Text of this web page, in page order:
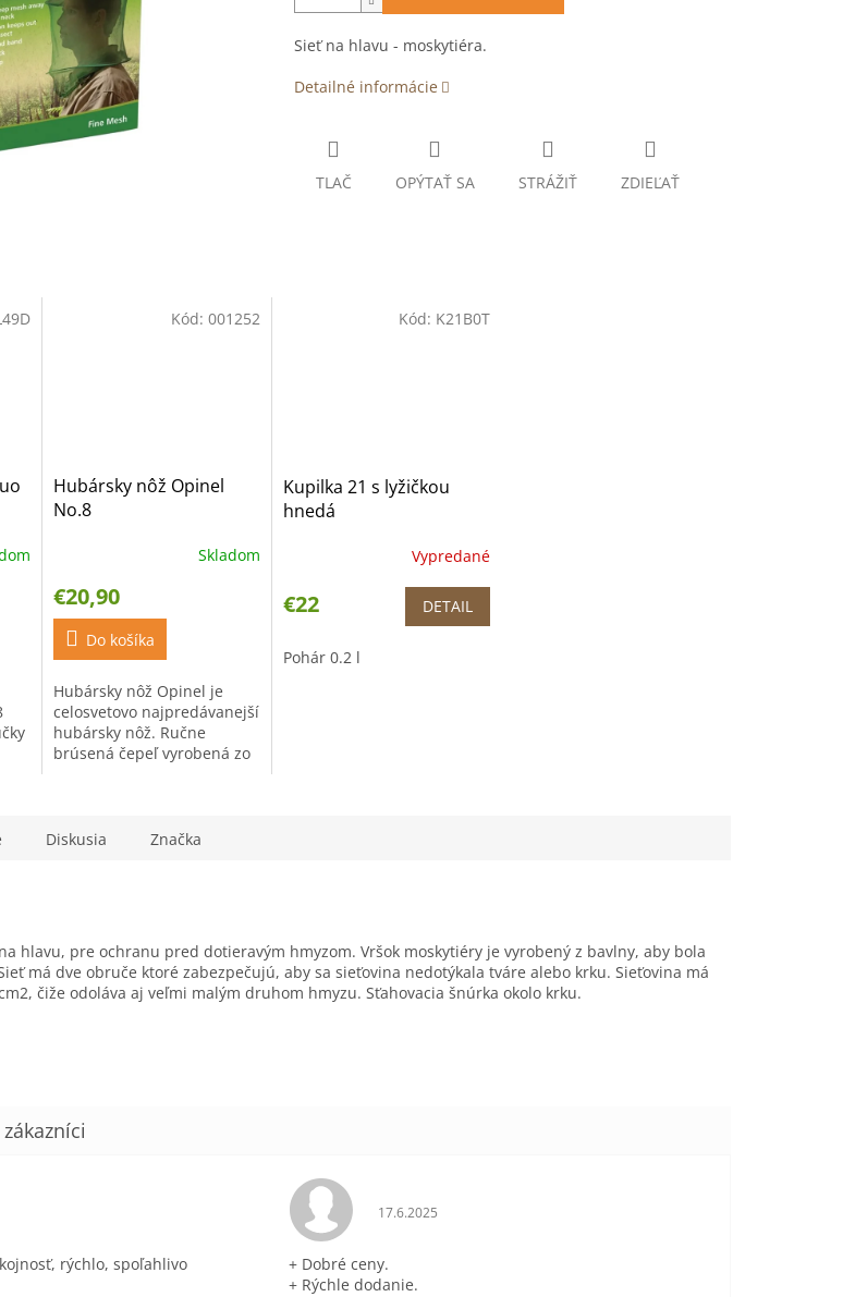
Sieť na hlavu - moskytiéra.
Detailné informácie
TLAČ OPÝTAŤ SA STRÁŽIŤ ZDIEĽAŤ
Hubársky nôž Opinel
No.8
produktu
je
5,0
z
5
hviezdičiek.
Skladom
€20,90
Do košíka
Hubársky nôž Opinel je
celosvetovo najpredávanejší
hubársky nôž. Ručne
brúsená čepeľ vyrobená zo
Kód: 001252
Kupilka 21 s lyžičkou
hnedá
Vypredané
€22 DETAIL
Pohár 0.2 l
Kód: K21B0T
Diskusia Značka
hlavu, pre ochranu pred dotieravým hmyzom. Vršok moskytiéry je vyrobený z bavlny, aby bola
má dve obruče ktoré zabezpečujú, aby sa sieťovina nedotýkala tváre alebo krku. Sieťovina má
čiže odoláva aj veľmi malým druhom hmyzu. Sťahovacia šnúrka okolo krku.
obchodu je 5 z 5 hviezdičiek.
rýchlo, spoľahlivo
Hodnotenie obchodu je 5 z 5 hviezdičiek.
17.6.2025
+ Dobré ceny.
+ Rýchle dodanie.